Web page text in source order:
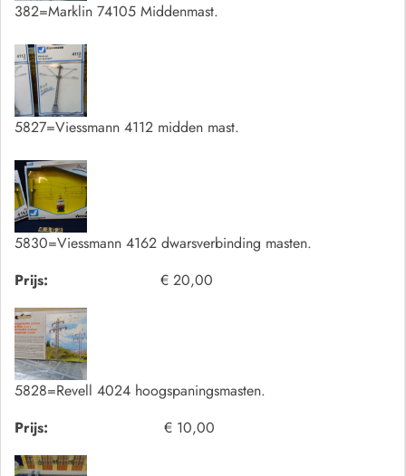
382=Marklin 74105 Middenmast.
5827=Viessmann 4112 midden mast.
5830=Viessmann 4162 dwarsverbinding masten.
Prijs:
€ 20,00
5828=Revell 4024 hoogspaningsmasten.
Prijs:
€ 10,00